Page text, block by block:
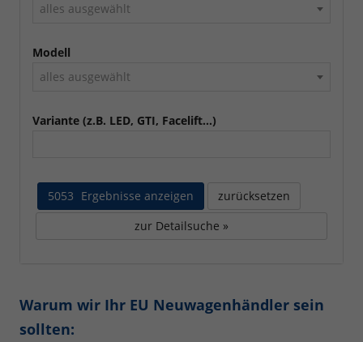
alles ausgewählt
Modell
alles ausgewählt
Variante (z.B. LED, GTI, Facelift...)
5053 Ergebnisse anzeigen
zurücksetzen
zur Detailsuche »
Warum wir Ihr EU Neuwagenhändler sein
sollten: